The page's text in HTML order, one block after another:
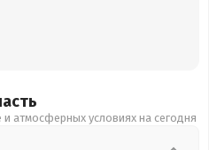
атмосферных условиях на сегодня